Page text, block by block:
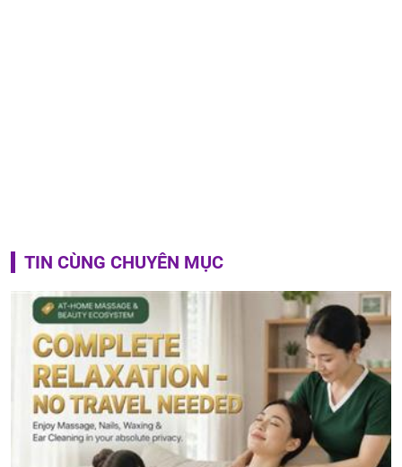
TIN CÙNG CHUYÊN MỤC